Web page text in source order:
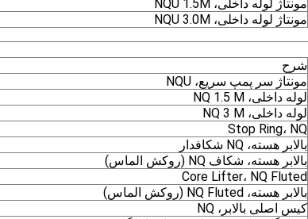
مونتاژ لوله داخلی، NQU 1.5M
مونتاژ لوله داخلی، NQU 3.0M
شرح
مونتاژ سر پمپ سریع، NQU
لوله داخلی، NQ 1.5 M
لوله داخلی، NQ 3 M
Stop Ring، NQ
بالابر هسته، NQ شکافدار
بالابر هسته، شکاف NQ (روکش الماس)
Core Lifter، NQ Fluted
بالابر هسته، NQ Fluted (روکش الماس)
کیس اصلی بالابر، NQ